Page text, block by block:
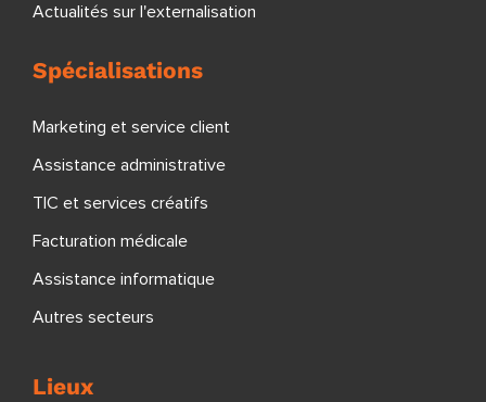
Actualités sur l'externalisation
Spécialisations
Marketing et service client
Assistance administrative
TIC et services créatifs
Facturation médicale
Assistance informatique
Autres secteurs
Lieux